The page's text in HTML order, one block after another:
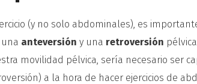
(y no solo abdominales), es
anteversión y una retroversión
movilidad pélvica, sería necesario ser
a la hora de hacer ejercicios de